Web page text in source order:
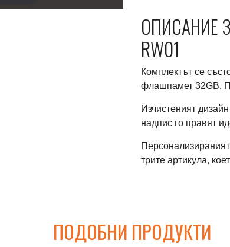
ОПИСАНИЕ
RW01
Комплектът се
флашпамет 32GB.
Изчистеният
надпис го правят
трите артикула,
ПОДОБНИ ПРОДУКТИ